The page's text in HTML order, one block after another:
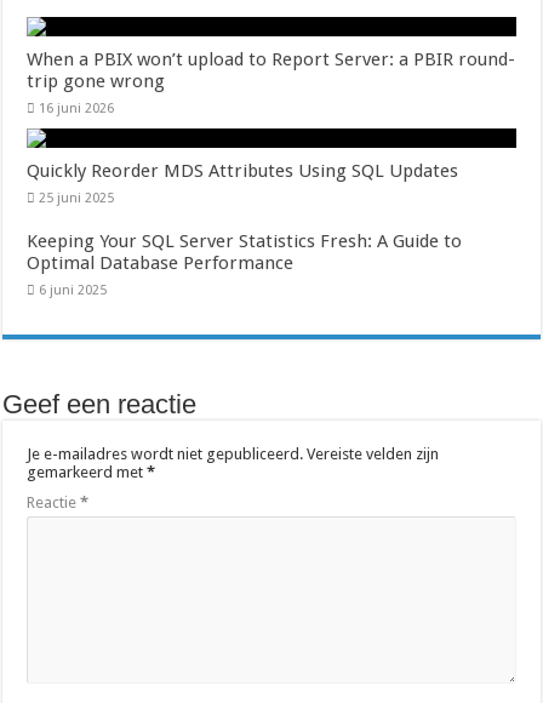
When a PBIX won’t upload to Report Server: a PBIR round-
trip gone wrong
16 juni 2026
Quickly Reorder MDS Attributes Using SQL Updates
25 juni 2025
Keeping Your SQL Server Statistics Fresh: A Guide to
Optimal Database Performance
6 juni 2025
Geef een reactie
Je e-mailadres wordt niet gepubliceerd. Vereiste velden zijn
gemarkeerd met*
Reactie*